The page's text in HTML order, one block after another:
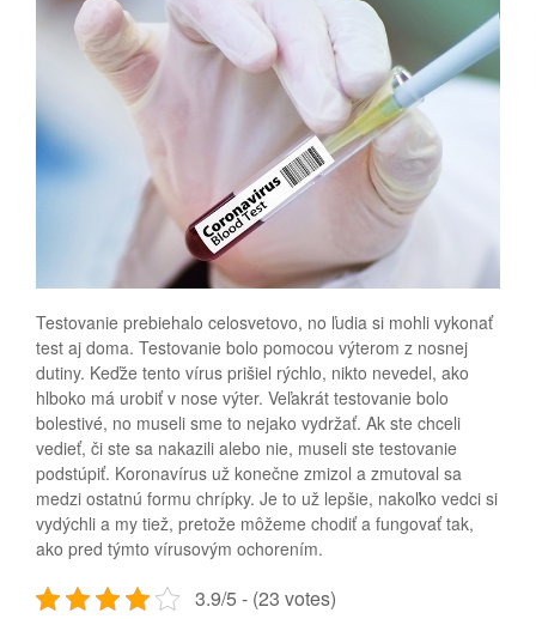
Testovanie prebiehalo celosvetovo, no ľudia si mohli vykonať
test aj doma. Testovanie bolo pomocou výterom z nosnej
dutiny. Keďže tento vírus prišiel rýchlo, nikto nevedel, ako
hlboko má urobiť v nose výter. Veľakrát testovanie bolo
bolestivé, no museli sme to nejako vydržať. Ak ste chceli
vedieť, či ste sa nakazili alebo nie, museli ste testovanie
podstúpiť. Koronavírus už konečne zmizol a zmutoval sa
medzi ostatnú formu chrípky. Je to už lepšie, nakoľko vedci si
vydýchli a my tiež, pretože môžeme chodiť a fungovať tak,
ako pred týmto vírusovým ochorením.
3.9/5 - (23 votes)